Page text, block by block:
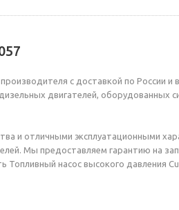
с доставкой по России и
двигателей, оборудованных
и отличными эксплуатационными
Мы предоставляем гарантию на
насос высокого давления